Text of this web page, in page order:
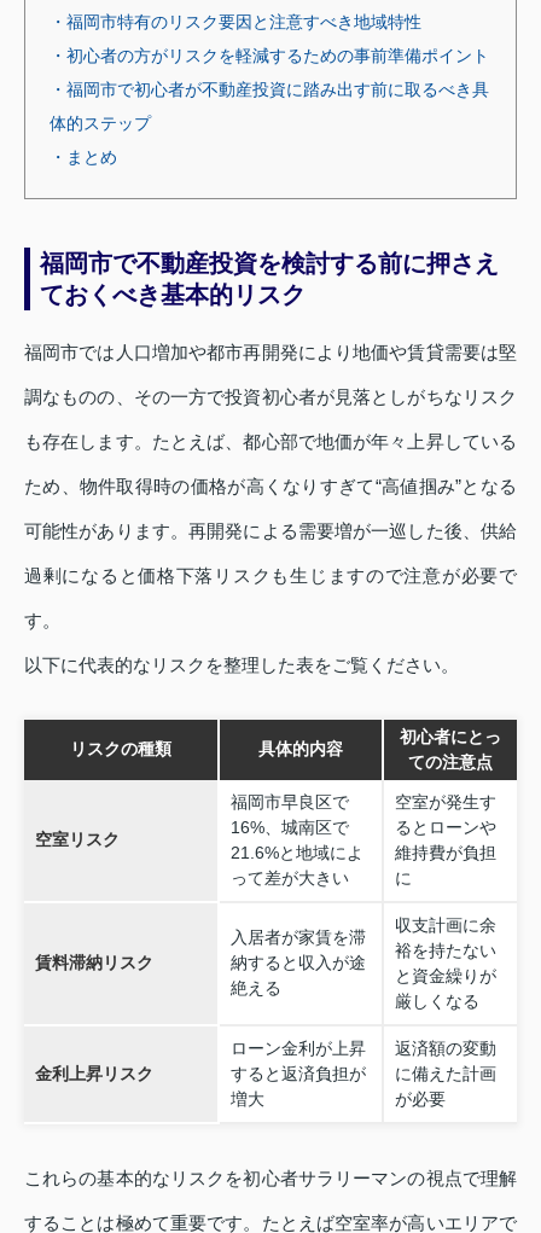
・福岡市特有のリスク要因と注意すべき地域特性
・初心者の方がリスクを軽減するための事前準備ポイント
・福岡市で初心者が不動産投資に踏み出す前に取るべき具
体的ステップ
・まとめ
福岡市で不動産投資を検討する前に押さえ
ておくべき基本的リスク
福岡市では人口増加や都市再開発により地価や賃貸需要は堅
調なものの、その一方で投資初心者が見落としがちなリスク
も存在します。たとえば、都心部で地価が年々上昇している
ため、物件取得時の価格が高くなりすぎて“高値掴み”となる
可能性があります。再開発による需要増が一巡した後、供給
過剰になると価格下落リスクも生じますので注意が必要で
す。
以下に代表的なリスクを整理した表をご覧ください。
リスクの種類 具体的内容
初心者にとっ
ての注意点
空室リスク
福岡市早良区で
16%、城南区で
21.6%と地域によ
って差が大きい
空室が発生す
るとローンや
維持費が負担
に
賃料滞納リスク
入居者が家賃を滞
納すると収入が途
絶える
収支計画に余
裕を持たない
と資金繰りが
厳しくなる
金利上昇リスク
ローン金利が上昇
すると返済負担が
増大
返済額の変動
に備えた計画
が必要
これらの基本的なリスクを初心者サラリーマンの視点で理解
することは極めて重要です。たとえば空室率が高いエリアで